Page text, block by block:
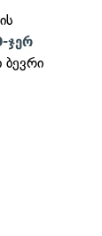
ჯერ
ბევრი